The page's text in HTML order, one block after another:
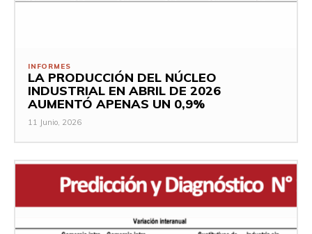
INFORMES
LA PRODUCCIÓN DEL NÚCLEO
INDUSTRIAL EN ABRIL DE 2026
AUMENTÓ APENAS UN 0,9%
11 Junio, 2026